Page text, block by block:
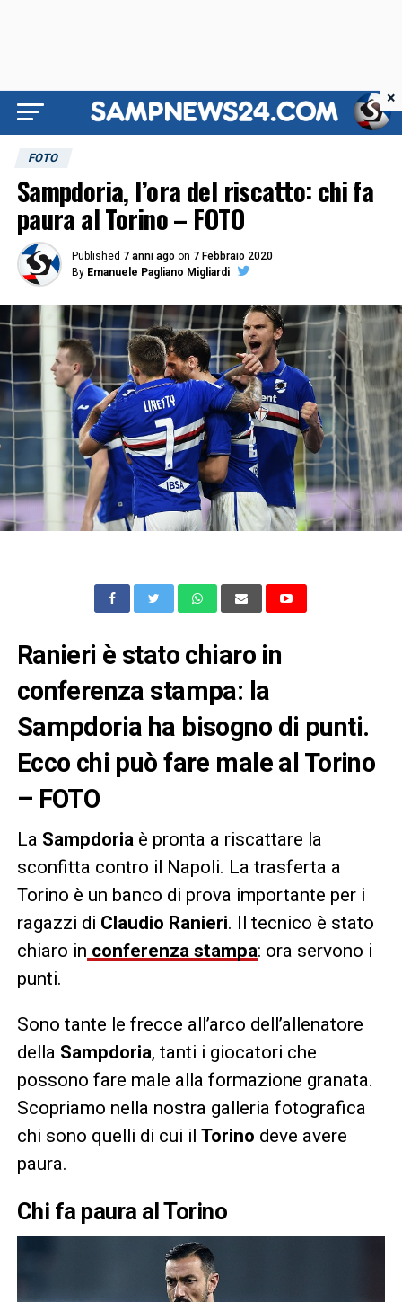
FOTO
Sampdoria, l’ora del riscatto: chi fa
paura al Torino – FOTO
Published 7 anni ago on 7 Febbraio 2020
By Emanuele Pagliano Migliardi
Ranieri è stato chiaro in
conferenza stampa: la
Sampdoria ha bisogno di punti.
Ecco chi può fare male al Torino
– FOTO
La Sampdoriaè pronta a riscattare la
sconfitta contro il Napoli. La trasferta a
Torino è un banco di prova importante per i
ragazzi di Claudio Ranieri. Il tecnico è stato
chiaro in conferenza stampa: ora servono i
punti.
Sono tante le frecce all’arco dell’allenatore
della Sampdoria, tanti i giocatori che
possono fare male alla formazione granata.
Scopriamo nella nostra galleria fotografica
chi sono quelli di cui il Torino deve avere
paura.
Chi fa paura al Torino
×